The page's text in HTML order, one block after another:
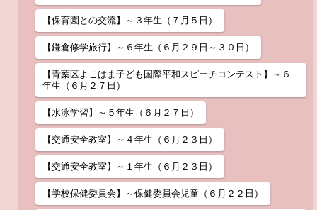
【保育園との交流】～３年生（７月５日）
【鎌倉修学旅行】～６年生（６月２９日～３０日）
【青葉区よこはま子ども国際平和スピーチコンテスト】～６
年生（６月２７日）
【水泳学習】～５年生（６月２７日）
【交通安全教室】～４年生（６月２３日）
【交通安全教室】～１年生（６月２３日）
【学校保健委員会】～保健委員会児童（６月２２日）